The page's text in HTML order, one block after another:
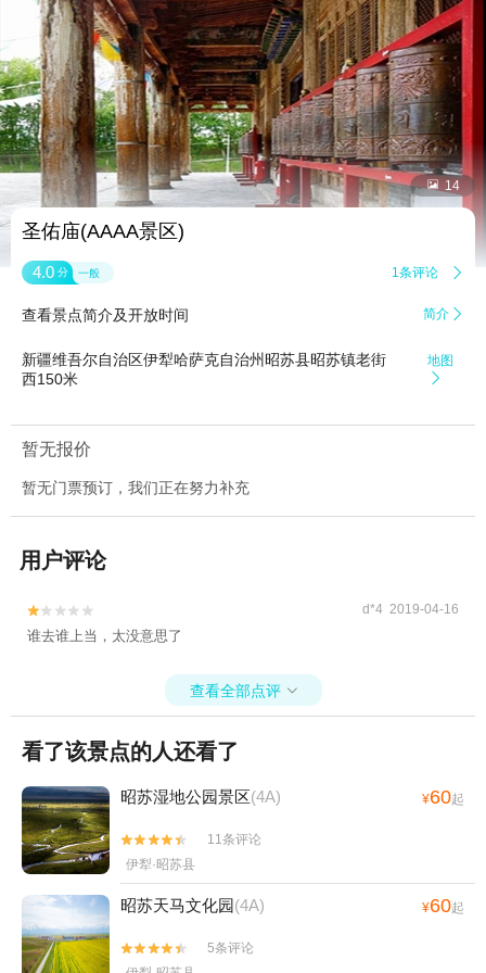
 14
圣佑庙(AAAA景区)
4.0 分 一般 1条评论 
查看景点简介及开放时间 简介 
新疆维吾尔自治区伊犁哈萨克自治州昭苏县昭苏镇老街
西150米
地图

暂无报价
暂无门票预订，我们正在努力补充
用户评论

 d*4 2019-04-16
谁去谁上当，太没意思了
查看全部点评 
看了该景点的人还看了
昭苏湿地公园景区(4A) ¥60起


11条评论
伊犁·昭苏县
昭苏天马文化园(4A) ¥60起


5条评论